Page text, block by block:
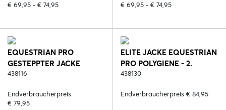
€ 69,95 - € 74,95
€ 69,95 - € 74,95
EQUESTRIAN PRO
GESTEPPTER JACKE
MAGNIFICENT - 408.
438116
Endverbraucherpreis
€ 79,95
ELITE JACKE EQUESTRIAN
PRO POLYGIENE - 2.
SCHWARZ (POLYGIENE)
438130
Endverbraucherpreis € 84,95